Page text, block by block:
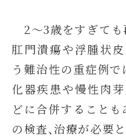
2～3歳をすぎても
肛門潰瘍や浮腫状
う難治性の重症例で
化器疾患や慢性肉
どに合併することも
の検査、治療が必要